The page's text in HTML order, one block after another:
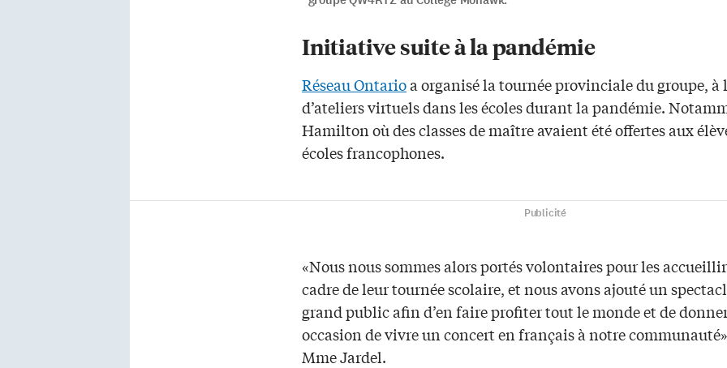
Initiative suite à la pandémie
Réseau Ontarioa organisé la tournée provinciale du groupe, à
d’ateliers virtuels dans les écoles durant la pandémie.
Hamilton où des classes de maître avaient été offertes aux
écoles francophones.
Publicité
«Nous nous sommes alors portés volontaires pour les
cadre de leur tournée scolaire, et nous avons ajouté un
grand public afin d’en faire profiter tout le monde et de
occasion de vivre un concert en français à notre
Mme Jardel.